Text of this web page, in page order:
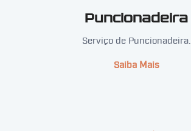
Puncionadeira
Serviço de Puncionadeira.
Saiba Mais